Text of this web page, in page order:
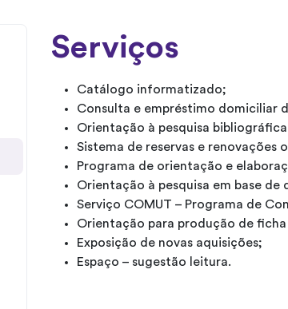
Serviços
Catálogo informatizado;
Consulta e empréstimo domiciliar
Orientação à pesquisa
Sistema de reservas e renovações
Programa de orientação e
Orientação à pesquisa em base de
Serviço COMUT – Programa de
Orientação para produção de
Exposição de novas aquisições;
Espaço – sugestão leitura.